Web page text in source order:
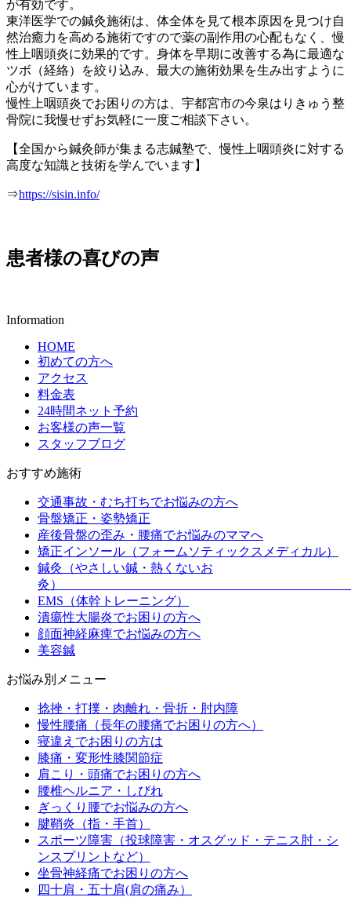
が有効です。
東洋医学での鍼灸施術は、体全体を見て根本原因を見つけ自
然治癒力を高める施術ですので薬の副作用の心配もなく、慢
性上咽頭炎に効果的です。身体を早期に改善する為に最適な
ツボ（経絡）を絞り込み、最大の施術効果を生み出すように
心がけています。
慢性上咽頭炎でお困りの方は、宇都宮市の今泉はりきゅう整
骨院に我慢せずお気軽に一度ご相談下さい。
【全国から鍼灸師が集まる志鍼塾で、慢性上咽頭炎に対する
高度な知識と技術を学んでいます】
⇒https://sisin.info/
患者様の喜びの声
Information
HOME
初めての方へ
アクセス
料金表
24時間ネット予約
お客様の声一覧
スタッフブログ
おすすめ施術
交通事故・むち打ちでお悩みの方へ
骨盤矯正・姿勢矯正
産後骨盤の歪み・腰痛でお悩みのママへ
矯正インソール（フォームソティックスメディカル）
鍼灸（やさしい鍼・熱くないお
灸
EMS（体幹トレーニング）
潰瘍性大腸炎でお困りの方へ
顔面神経麻痺でお悩みの方へ
美容鍼
お悩み別メニュー
捻挫・打撲・肉離れ・骨折・肘内障
慢性腰痛（長年の腰痛でお困りの方へ）
寝違えでお困りの方は
膝痛・変形性膝関節症
肩こり・頭痛でお困りの方へ
腰椎ヘルニア・しびれ
ぎっくり腰でお悩みの方へ
腱鞘炎（指・手首）
スポーツ障害（投球障害・オスグッド・テニス肘・シ
ンスプリントなど）
坐骨神経痛でお困りの方へ
四十肩・五十肩(肩の痛み）